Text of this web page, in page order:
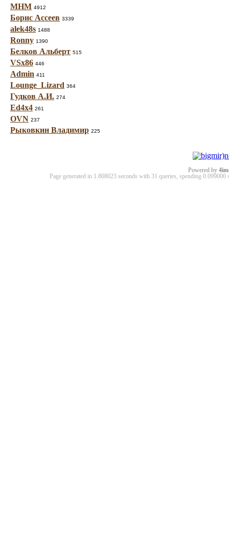
МНМ 4912
Борис Ассеев 3339
alek48s 1488
Ronny 1390
Белков Альберт 515
VSx86 446
Admin 411
Lounge_Lizard 364
Гудков А.И. 274
Ed4x4 261
OVN 237
Рыковкин Владимир 225
Powered by
Page generated in 1.808023 seconds with 31 queries, spending